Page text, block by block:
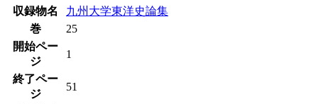
収録物名
九州大学東洋史論集
巻
25
開始ペー
ジ
1
終了ペー
ジ
51